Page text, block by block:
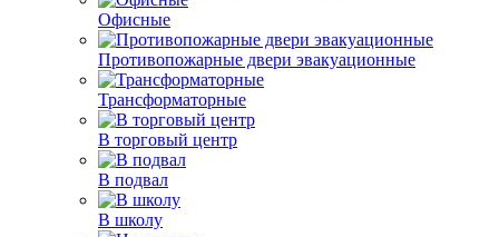
Офисные
Противопожарные двери эвакуационные
Трансформаторные
В торговый центр
В подвал
В школу